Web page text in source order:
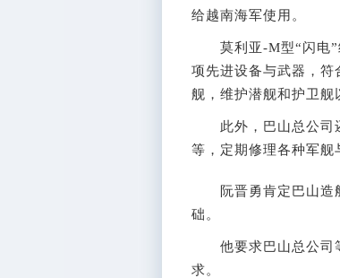
给越南海军使用。
莫利亚-M型“闪电”
项先进设备与武器，符
舰，维护潜舰和护卫舰
此外，巴山总公司还
等，定期修理各种军舰
阮晋勇肯定巴山造船
础。
他要求巴山总公司等
求。